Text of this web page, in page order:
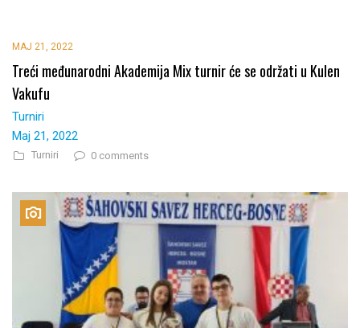
MAJ 21, 2022
Treći međunarodni Akademija Mix turnir će se održati u Kulen
Vakufu
Turniri
Maj 21, 2022
Turniri 0 comments